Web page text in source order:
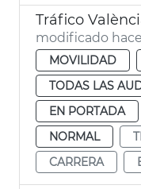
modificado
MOVILIDAD
TODAS LAS
EN PORTADA
NORMAL
CARRERA